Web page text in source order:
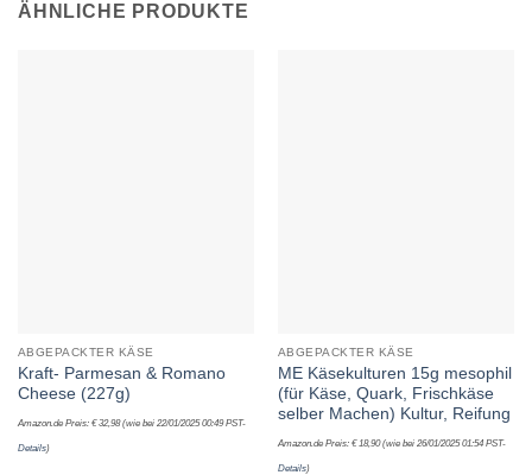
ÄHNLICHE PRODUKTE
ABGEPACKTER KÄSE
Kraft- Parmesan & Romano
Cheese (227g)
Amazon.de Preis: €32,98(wie bei 22/01/2025 00:49 PST-
Details)
ABGEPACKTER KÄSE
ME Käsekulturen 15g mesophil
(für Käse, Quark, Frischkäse
selber Machen) Kultur, Reifung
Amazon.de Preis: €18,90(wie bei 26/01/2025 01:54 PST-
Details)